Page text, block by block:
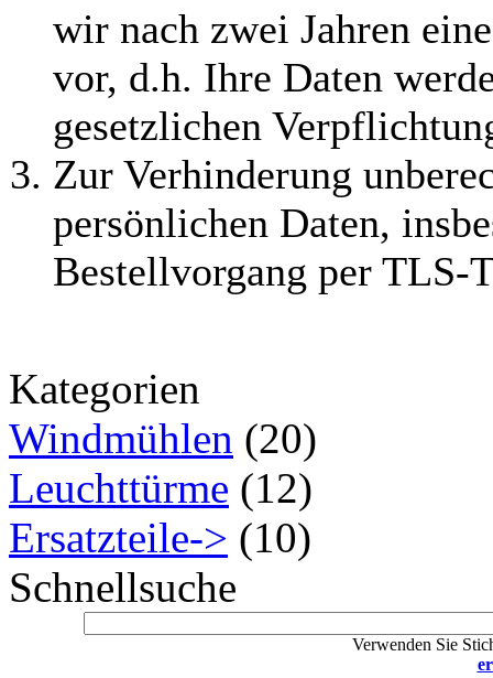
wir nach zwei Jahren
vor, d.h. Ihre Daten
gesetzlichen
Zur Verhinderung
persönlichen Daten,
Bestellvorgang per TLS-
Kategorien
Windmühlen (20)
Leuchttürme (12)
Ersatzteile-> (10)
Schnellsuche
Verwenden Sie